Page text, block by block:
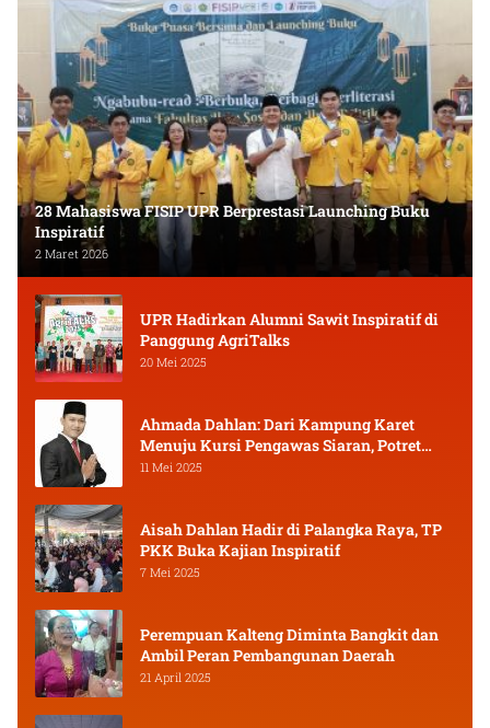
28 Mahasiswa FISIP UPR Berprestasi Launching Buku
Inspiratif
2 Maret 2026
UPR Hadirkan Alumni Sawit Inspiratif di
Panggung AgriTalks
20 Mei 2025
Ahmada Dahlan: Dari Kampung Karet
Menuju Kursi Pengawas Siaran, Potret
Pejuang Muda Kalimantan Tengah
11 Mei 2025
Aisah Dahlan Hadir di Palangka Raya, TP
PKK Buka Kajian Inspiratif
7 Mei 2025
Perempuan Kalteng Diminta Bangkit dan
Ambil Peran Pembangunan Daerah
21 April 2025